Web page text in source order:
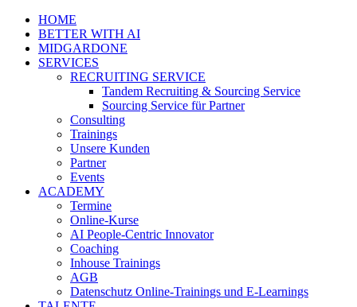
HOME
BETTER WITH AI
MIDGARDONE
SERVICES
RECRUITING SERVICE
Tandem Recruiting & Sourcing Service
Sourcing Service für Partner
Consulting
Trainings
Unsere Kunden
Partner
Events
ACADEMY
Termine
Online-Kurse
AI People-Centric Innovator
Coaching
Inhouse Trainings
AGB
Datenschutz Online-Trainings und E-Learnings